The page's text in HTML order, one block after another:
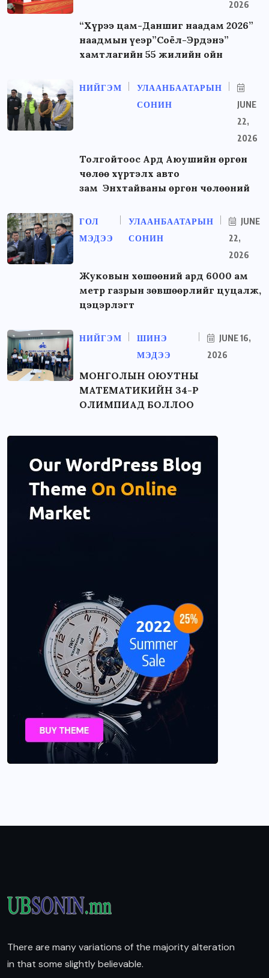
2026
“Хүрээ цам-Даншиг наадам 2026”
наадмын үеэр”Соёл-Эрдэнэ”
хамтлагийн 55 жилийн ойн
НИЙГЭМ
УЛААНБААТАРЫН
СОНИН
JUNE
22,
2026
Толгойтоос Ард Аюушийн өргөн
чөлөө хүртэлх авто
зам Энхтайваны өргөн чөлөөний
ГОЛ
МЭДЭЭ
УЛААНБААТАРЫН
СОНИН
JUNE
22,
2026
Жуковын хөшөөний ард 6000 ам
метр газрын зөвшөөрлийг цуцалж,
цэцэрлэгт
НИЙГЭМ
ШИНЭ
МЭДЭЭ
JUNE 16,
2026
МОНГОЛЫН ОЮУТНЫ
МАТЕМАТИКИЙН 34-Р
ОЛИМПИАД БОЛЛОО
There are many variations of the majority alteration
in that some slightly believable.